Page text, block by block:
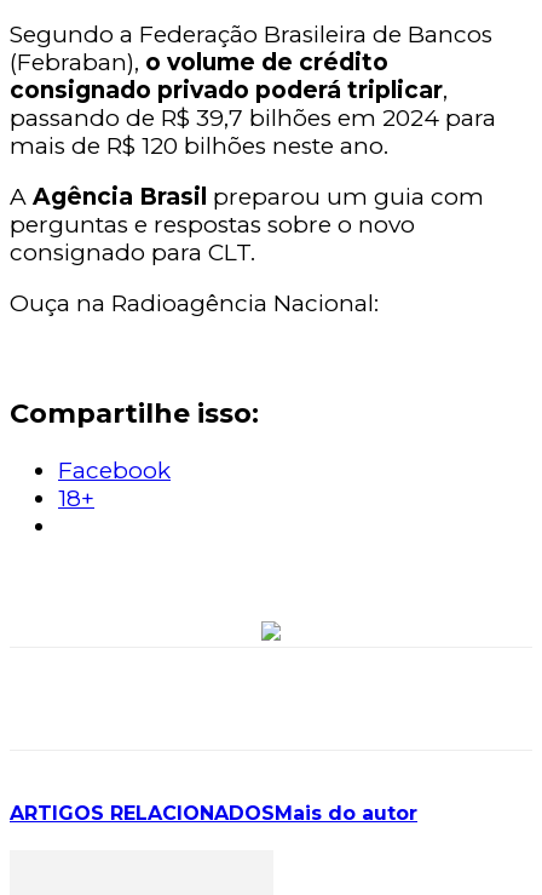
Segundo a Federação Brasileira de Bancos
(Febraban), o volume de crédito
consignado privado poderá triplicar,
passando de R$ 39,7 bilhões em 2024 para
mais de R$ 120 bilhões neste ano.
A Agência Brasil preparou um guia com
perguntas e respostas sobre o novo
consignado para CLT.
Ouça na Radioagência Nacional:
Compartilhe isso:
Facebook
18+
ARTIGOS RELACIONADOSMais do autor